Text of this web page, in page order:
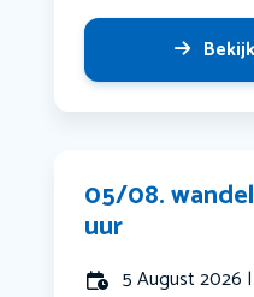
05/08.
uur
5 August 2026